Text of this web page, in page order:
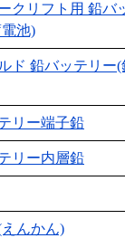
クリフト用 鉛バ
池)
ド 鉛バッテリー
リー端子鉛
リー内層鉛
んかん)